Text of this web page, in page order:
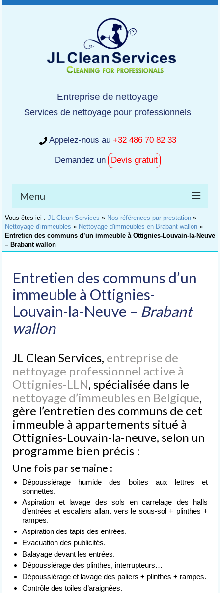
Entreprise de nettoyage
Services de nettoyage pour professionnels
Appelez-nous au +32 486 70 82 33
Demandez un Devis gratuit
Menu
Accueil
Nettoyage
de Bureaux
Nettoyage
d’Immeubles
Nettoyage
de Commerces
Lavage
Nettoyages
spéciaux
Nettoyage après chantier
Nettoyage après sinistre
Nettoyage après déménagement
Nettoyage après événement
L’entreprise
de nettoyage
Devis
gratuit
Contact
Vous êtes ici : JL Clean Services » Nos références par prestation »
Nettoyage d'immeubles » Nettoyage d'immeubles en Brabant wallon »
Entretien des communs d’un immeuble à Ottignies-Louvain-la-Neuve
– Brabant wallon
Entretien des communs d’un
immeuble à Ottignies-
Louvain-la-Neuve – Brabant
wallon
JL Clean Services, entreprise de
nettoyage professionnel active à
Ottignies-LLN, spécialisée dans le
nettoyage d’immeubles en Belgique,
gère l’entretien des communs de cet
immeuble à appartements situé à
Ottignies-Louvain-la-neuve, selon un
programme bien précis :
Une fois par semaine :
Dépoussiérage humide des boîtes aux lettres et
sonnettes.
Aspiration et lavage des sols en carrelage des halls
d’entrées et escaliers allant vers le sous-sol + plinthes +
rampes.
Aspiration des tapis des entrées.
Evacuation des publicités.
Balayage devant les entrées.
Dépoussiérage des plinthes, interrupteurs…
Dépoussiérage et lavage des paliers + plinthes + rampes.
Contrôle des toiles d’araignées.